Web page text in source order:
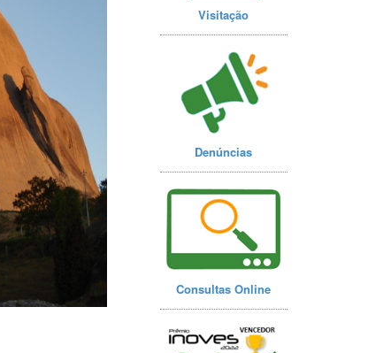
Visitação
Denúncias
Consultas Online